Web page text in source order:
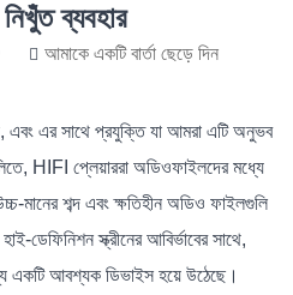
নিখুঁত ব্যবহার
আমাকে একটি বার্তা ছেড়ে দিন
এবং এর সাথে প্রযুক্তি যা আমরা এটি অনুভব
HIFI প্লেয়াররা অডিওফাইলদের মধ্যে
মানের শব্দ এবং ক্ষতিহীন অডিও ফাইলগুলি
ডেফিনিশন স্ক্রীনের আবির্ভাবের সাথে,
একটি আবশ্যক ডিভাইস হয়ে উঠেছে।